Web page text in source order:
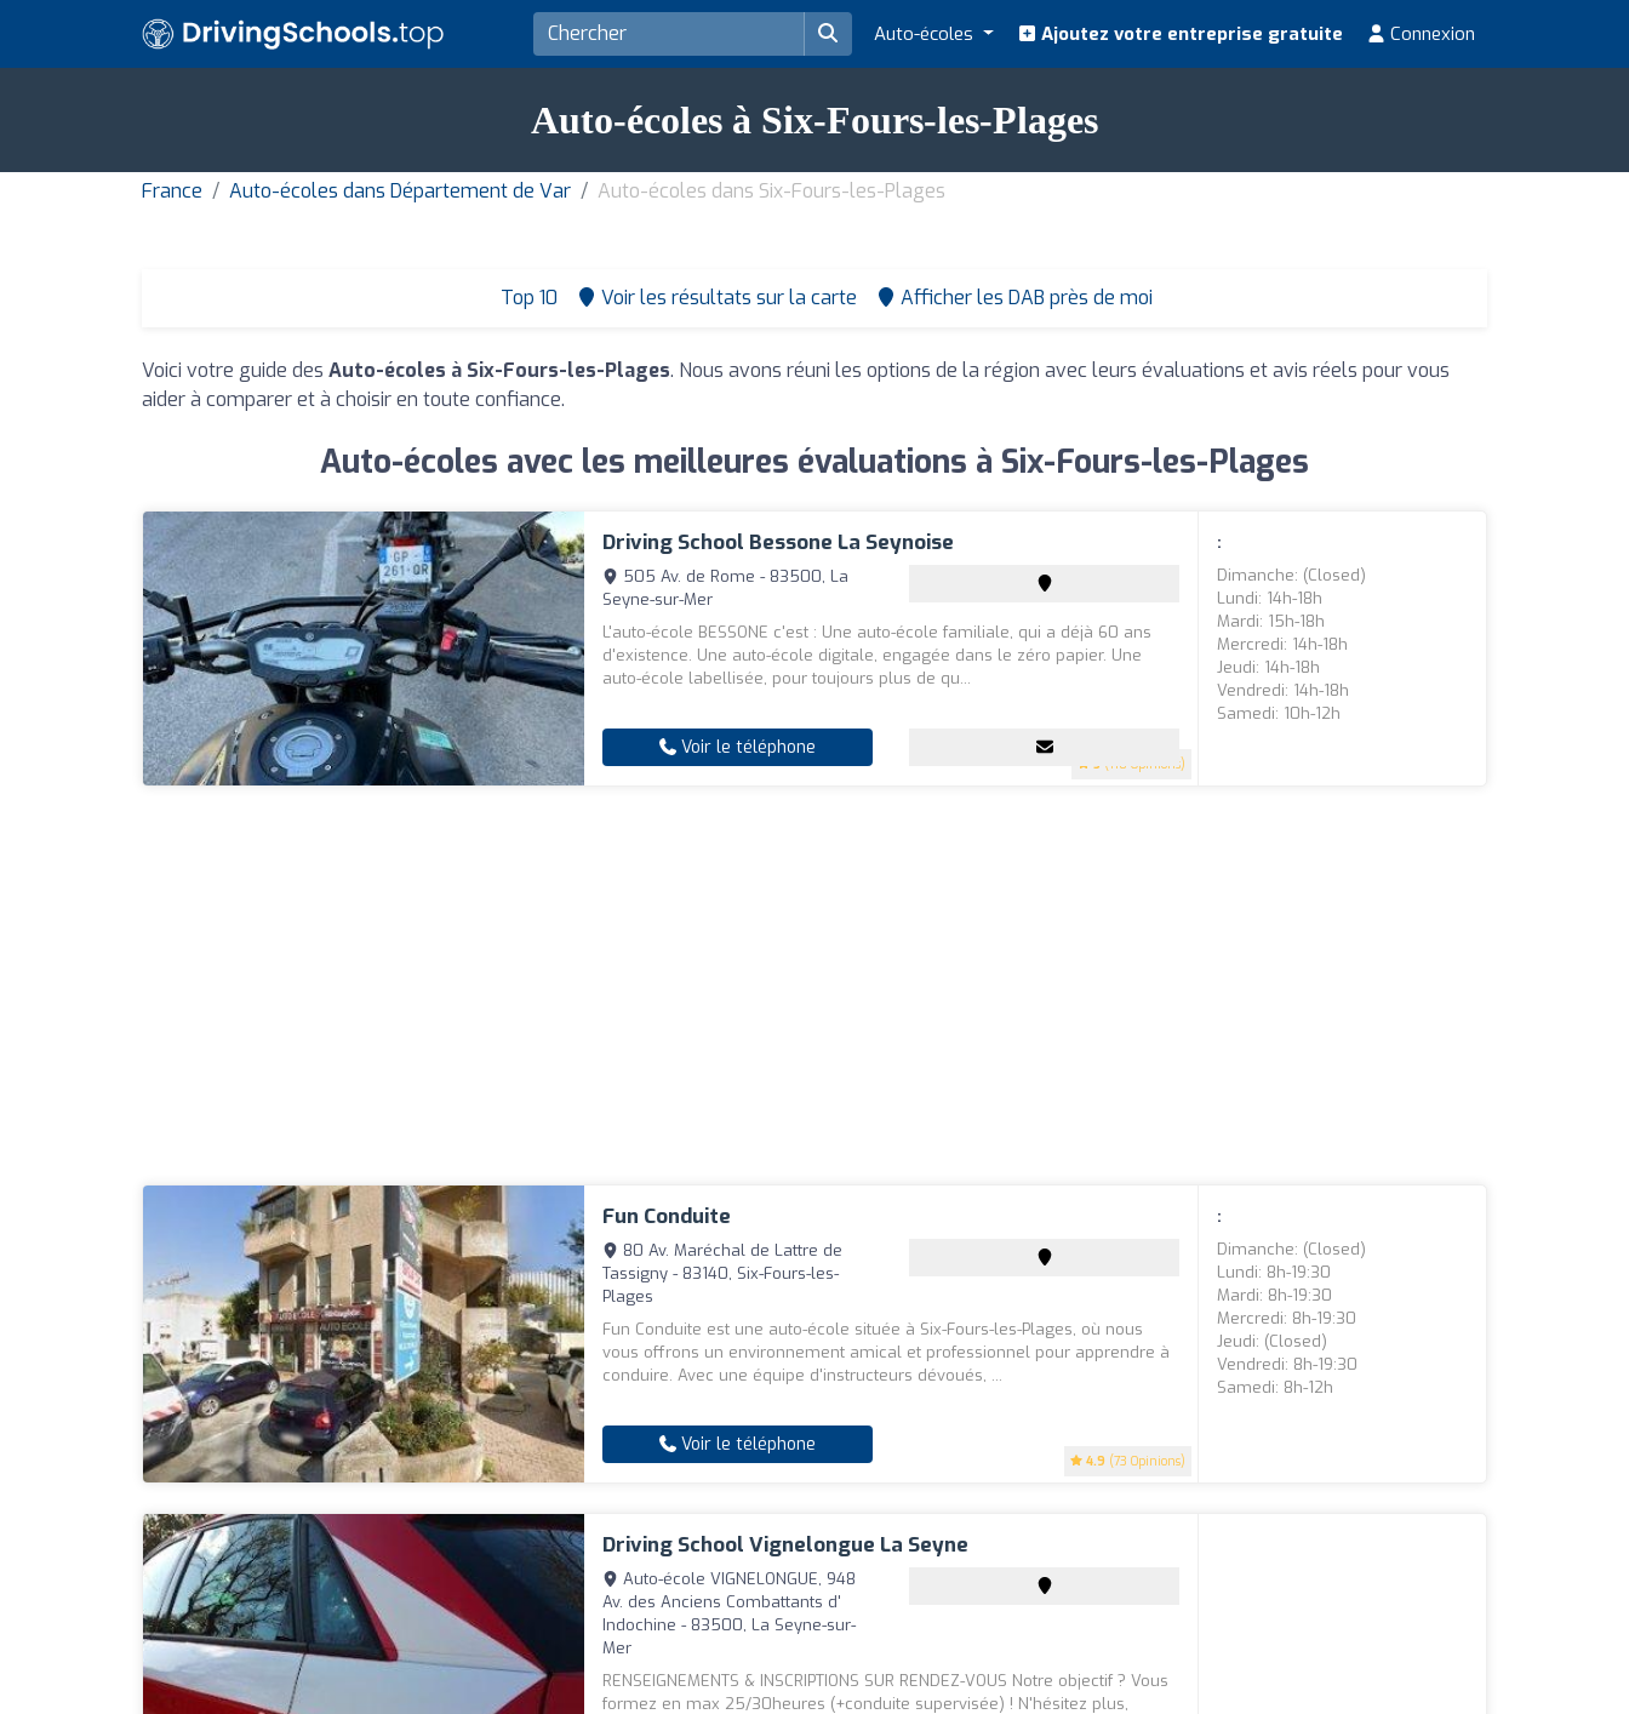
Auto-écoles Ajoutez votre entreprise gratuite Connexion
Auto-écoles à Six-Fours-les-Plages
France Auto-écoles dans Département de Var Auto-écoles dans Six-Fours-les-Plages
Top 10 Voir les résultats sur la carte Afficher les DAB près de moi
Voici votre guide des Auto-écoles à Six-Fours-les-Plages. Nous avons réuni les options de la région avec leurs évaluations et avis réels pour vous
aider à comparer et à choisir en toute confiance.
Auto-écoles avec les meilleures évaluations à Six-Fours-les-Plages
Driving School Bessone La Seynoise
5 (118 Opinions)
505 Av. de Rome - 83500, La
Seyne-sur-Mer
L'auto-école BESSONE c'est : Une auto-école familiale, qui a déjà 60 ans
d'existence. Une auto-école digitale, engagée dans le zéro papier. Une
auto-école labellisée, pour toujours plus de qu...
Voir le téléphone
:
Dimanche: (closed)
Lundi: 14h-18h
Mardi: 15h-18h
Mercredi: 14h-18h
Jeudi: 14h-18h
Vendredi: 14h-18h
Samedi: 10h-12h
Fun Conduite
4.9 (73 Opinions)
80 Av. Maréchal de Lattre de
Tassigny - 83140, Six-Fours-les-
Plages
Fun Conduite est une auto-école située à Six-Fours-les-Plages, où nous
vous offrons un environnement amical et professionnel pour apprendre à
conduire. Avec une équipe d'instructeurs dévoués, ...
Voir le téléphone
:
Dimanche: (closed)
Lundi: 8h-19:30
Mardi: 8h-19:30
Mercredi: 8h-19:30
Jeudi: (closed)
Vendredi: 8h-19:30
Samedi: 8h-12h
Driving School Vignelongue La Seyne
Auto-école VIGNELONGUE, 948
Av. des Anciens Combattants d'
Indochine - 83500, La Seyne-sur-
Mer
RENSEIGNEMENTS & INSCRIPTIONS SUR RENDEZ-VOUS Notre objectif ? Vous
formez en max 25/30heures (+conduite supervisée) ! N'hésitez plus,